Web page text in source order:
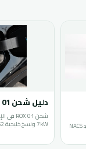
دليل مختصر لسيارات Type 2 وCCS2 الإماراتية، ووارد NACS
دليل شحن ROX 01 في الإمارات
7kW ونسخ خليجية Type 2 / CCS2 ونسخ صينية GBT.